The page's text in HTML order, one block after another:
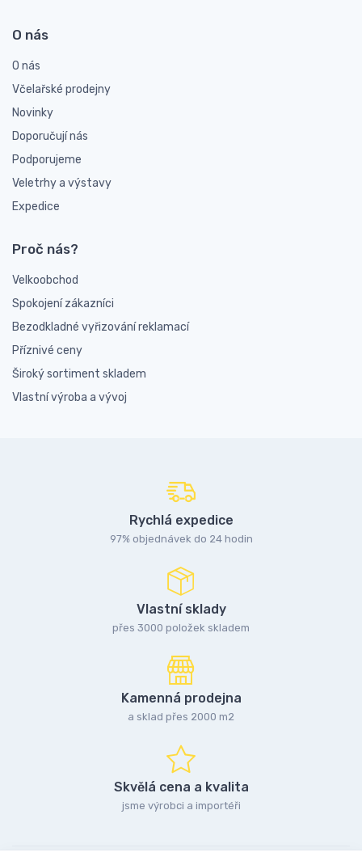
O nás
O nás
Včelařské prodejny
Novinky
Doporučují nás
Podporujeme
Veletrhy a výstavy
Expedice
Proč nás?
Velkoobchod
Spokojení zákazníci
Bezodkladné vyřizování reklamací
Příznivé ceny
Široký sortiment skladem
Vlastní výroba a vývoj
Rychlá expedice
97% objednávek do 24 hodin
Vlastní sklady
přes 3000 položek skladem
Kamenná prodejna
a sklad přes 2000 m2
Skvělá cena a kvalita
jsme výrobci a importéři